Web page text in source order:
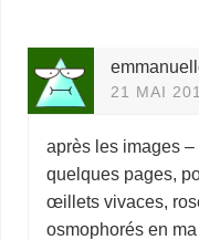
21 MAI
après les images –
quelques pages,
œillets vivaces,
osmophorés en